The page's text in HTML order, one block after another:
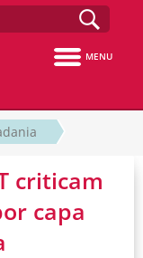
MENU
criticam
capa